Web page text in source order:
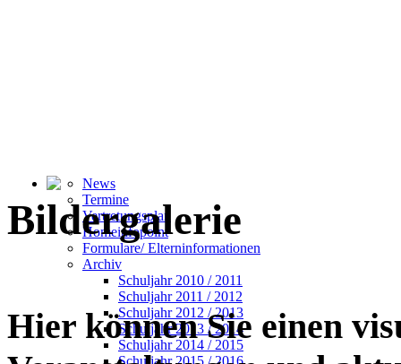
News
Termine
Vertretungsplan
Homeinfopoint
Formulare/ Elterninformationen
Archiv
Schuljahr 2010 / 2011
Schuljahr 2011 / 2012
Schuljahr 2012 / 2013
Schuljahr 2013 / 2014
Schuljahr 2014 / 2015
Schuljahr 2015 / 2016
Bildergalerie
Hier können Sie einen